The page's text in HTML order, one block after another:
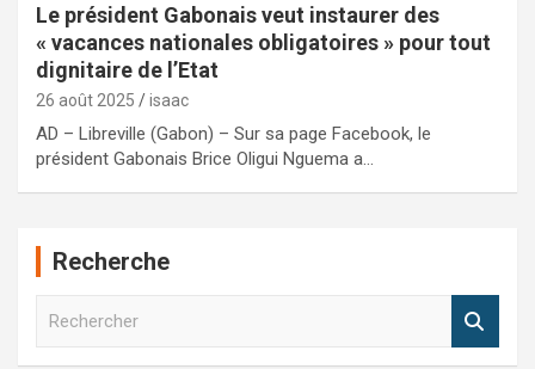
Le président Gabonais veut instaurer des
« vacances nationales obligatoires » pour tout
dignitaire de l’Etat
26 août 2025 isaac
AD – Libreville (Gabon) – Sur sa page Facebook, le
président Gabonais Brice Oligui Nguema a…
Recherche